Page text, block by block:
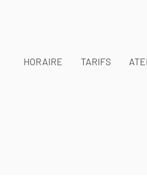
HORAIRE TARIFS